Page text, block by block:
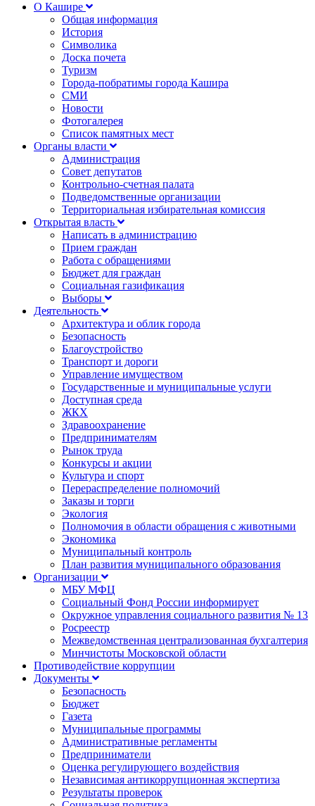
О Кашире
Общая информация
История
Символика
Доска почета
Туризм
Города-побратимы города Кашира
СМИ
Новости
Фотогалерея
Список памятных мест
Органы власти
Администрация
Совет депутатов
Контрольно-счетная палата
Подведомственные организации
Территориальная избирательная комиссия
Открытая власть
Написать в администрацию
Прием граждан
Работа с обращениями
Бюджет для граждан
Социальная газификация
Выборы
Деятельность
Архитектура и облик города
Безопасность
Благоустройство
Транспорт и дороги
Управление имуществом
Государственные и муниципальные услуги
Доступная среда
ЖКХ
Здравоохранение
Предпринимателям
Рынок труда
Конкурсы и акции
Культура и спорт
Перераспределение полномочий
Заказы и торги
Экология
Полномочия в области обращения с животными
Экономика
Муниципальный контроль
План развития муниципального образования
Организации
МБУ МФЦ
Социальный Фонд России информирует
Окружное управления социального развития № 13
Росреестр
Межведомственная централизованная бухгалтерия
Минчистоты Московской области
Противодействие коррупции
Документы
Безопасность
Бюджет
Газета
Муниципальные программы
Административные регламенты
Предприниматели
Оценка регулирующего воздействия
Независимая антикоррупционная экспертиза
Результаты проверок